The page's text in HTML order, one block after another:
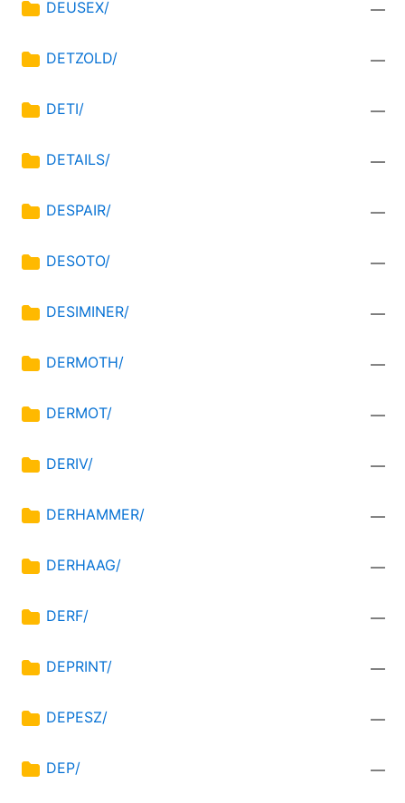
DEUSEX/ —
DETZOLD/ —
DETI/ —
DETAILS/ —
DESPAIR/ —
DESOTO/ —
DESIMINER/ —
DERMOTH/ —
DERMOT/ —
DERIV/ —
DERHAMMER/ —
DERHAAG/ —
DERF/ —
DEPRINT/ —
DEPESZ/ —
DEP/ —